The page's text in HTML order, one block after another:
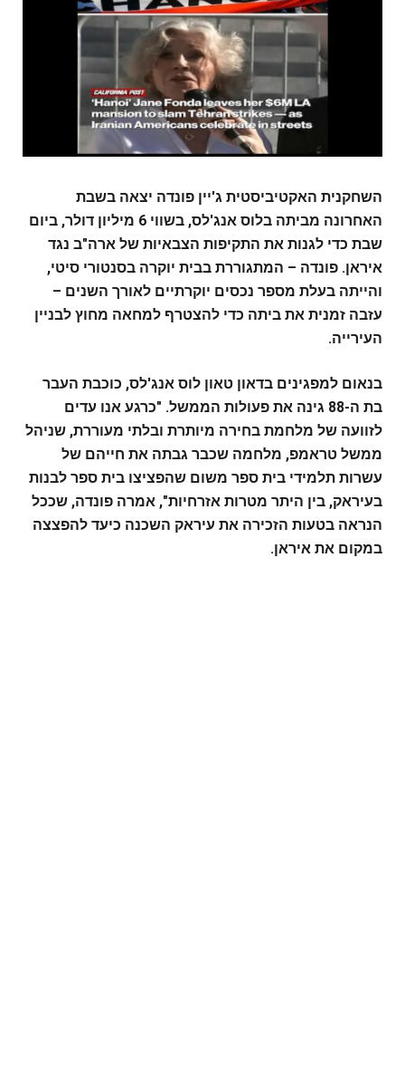
השחקנית האקטיביסטית ג'יין פונדה יצאה בשבת
האחרונה מביתה בלוס אנג'לס, בשווי 6 מיליון דולר, ביום
שבת כדי לגנות את התקיפות הצבאיות של ארה"ב נגד
איראן. פונדה – המתגוררת בבית יוקרה בסנטורי סיטי,
והייתה בעלת מספר נכסים יוקרתיים לאורך השנים –
עזבה זמנית את ביתה כדי להצטרף למחאה מחוץ לבניין
העירייה.
בנאום למפגינים בדאון טאון לוס אנג'לס, כוכבת העבר
בת ה-88 גינה את פעולות הממשל. "כרגע אנו עדים
לזוועה של מלחמת בחירה מיותרת ובלתי מעוררת, שניהל
ממשל טראמפ, מלחמה שכבר גבתה את חייהם של
עשרות תלמידי בית ספר משום שהפציצו בית ספר לבנות
בעיראק, בין היתר מטרות אזרחיות", אמרה פונדה, שככל
הנראה בטעות הזכירה את עיראק השכנה כיעד להפצצה
במקום את איראן.